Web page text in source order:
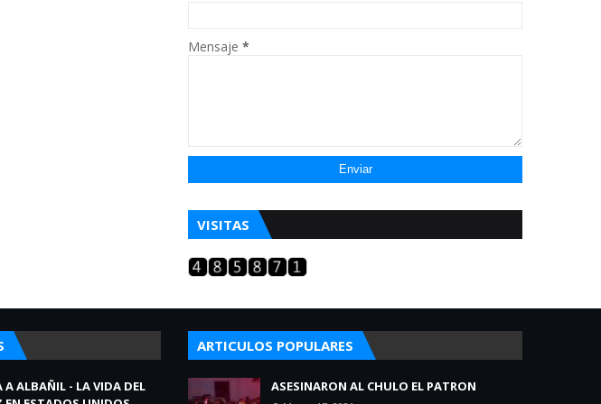
Mensaje *
VISITAS
A ALBAÑIL - LA VIDA DEL
ARTICULOS POPULARES
ASESINARON AL CHULO EL PATRON